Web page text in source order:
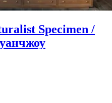
Specimen /